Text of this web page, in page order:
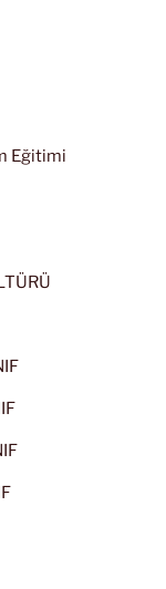
Eğitimi